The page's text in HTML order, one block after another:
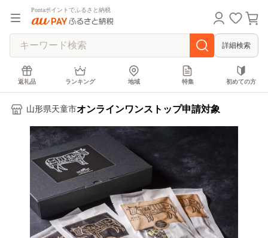
Pontaポイントでふるさと納税
詳細検索
返礼品 ランキング 地域 特集 初めての方
山形県天童市オンラインワンストップ申請対象